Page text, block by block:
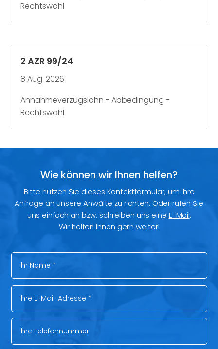
Rechtswahl
2 AZR 99/24
8 Aug. 2026
Annahmeverzugslohn - Abbedingung -
Rechtswahl
Wie können wir Ihnen helfen?
Bitte nutzen Sie dieses Kontaktformular, um Ihre
Anfrage an unsere Anwälte zu richten. Oder rufen Sie
uns einfach an bzw. schreiben uns eine E-Mail.
Wir helfen Ihnen gern weiter!